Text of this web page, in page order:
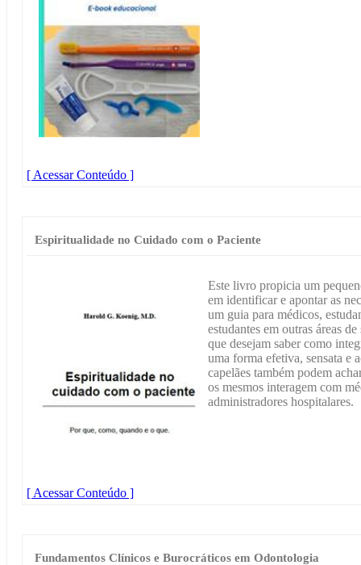
[ Acessar Conteúdo ]
Espiritualidade no Cuidado com o Paciente
Este livro propicia um
em identificar e apontar as
um guia para médicos,
estudantes em outras áreas
que desejam saber como
uma forma efetiva, sensata e
capelães também podem
os mesmos interagem com
administradores hospitalares.
[ Acessar Conteúdo ]
Fundamentos Clínicos e Burocráticos em Odontologia